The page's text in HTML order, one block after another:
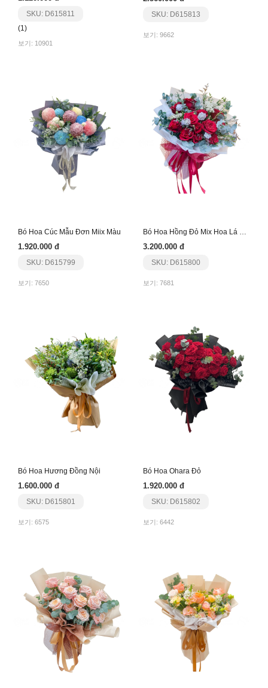
SKU: D615811
(1)
보기: 10901
SKU: D615813
보기: 9662
Bó Hoa Cúc Mẫu Đơn Miix Màu
1.920.000 đ
SKU: D615799
보기: 7650
Bó Hoa Hồng Đỏ Mix Hoa Lá Nhập
3.200.000 đ
SKU: D615800
보기: 7681
Bó Hoa Hương Đồng Nội
1.600.000 đ
SKU: D615801
보기: 6575
Bó Hoa Ohara Đỏ
1.920.000 đ
SKU: D615802
보기: 6442